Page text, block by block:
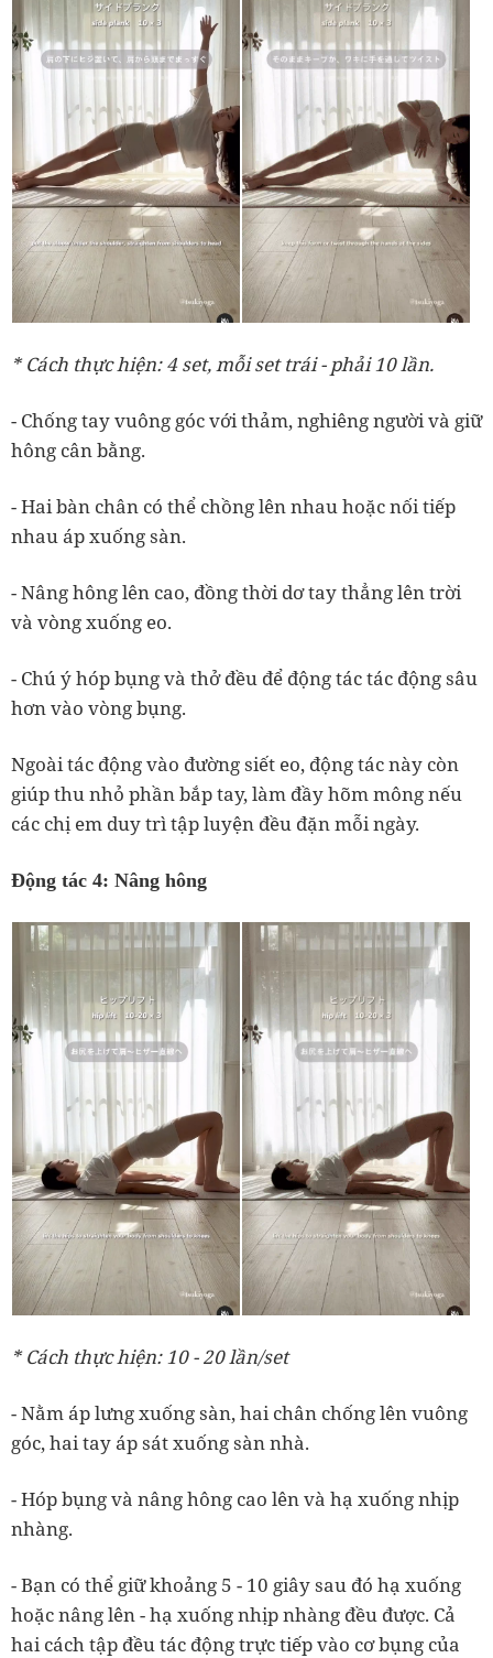
* Cách thực hiện: 4 set, mỗi set trái - phải 10 lần.
- Chống tay vuông góc với thảm, nghiêng người và giữ
hông cân bằng.
- Hai bàn chân có thể chồng lên nhau hoặc nối tiếp
nhau áp xuống sàn.
- Nâng hông lên cao, đồng thời dơ tay thẳng lên trời
và vòng xuống eo.
- Chú ý hóp bụng và thở đều để động tác tác động sâu
hơn vào vòng bụng.
Ngoài tác động vào đường siết eo, động tác này còn
giúp thu nhỏ phần bắp tay, làm đầy hõm mông nếu
các chị em duy trì tập luyện đều đặn mỗi ngày.
Động tác 4: Nâng hông
* Cách thực hiện: 10 - 20 lần/set
- Nằm áp lưng xuống sàn, hai chân chống lên vuông
góc, hai tay áp sát xuống sàn nhà.
- Hóp bụng và nâng hông cao lên và hạ xuống nhịp
nhàng.
- Bạn có thể giữ khoảng 5 - 10 giây sau đó hạ xuống
hoặc nâng lên - hạ xuống nhịp nhàng đều được. Cả
hai cách tập đều tác động trực tiếp vào cơ bụng của